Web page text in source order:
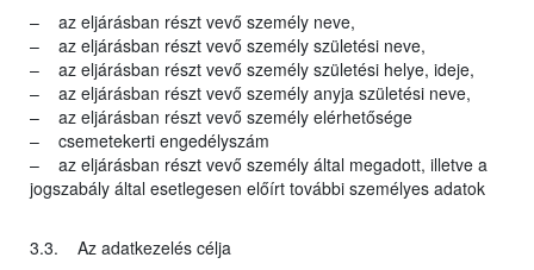
– az eljárásban részt vevő személy neve,
– az eljárásban részt vevő személy születési neve,
– az eljárásban részt vevő személy születési helye, ideje,
– az eljárásban részt vevő személy anyja születési neve,
– az eljárásban részt vevő személy elérhetősége
– csemetekerti engedélyszám
– az eljárásban részt vevő személy által megadott, illetve a
jogszabály által esetlegesen előírt további személyes adatok
3.3. Az adatkezelés célja